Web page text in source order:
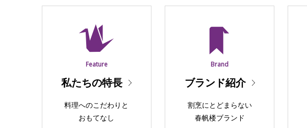
Feature
私たちの特長
料理へのこだわりと
おもてなし
Brand
ブランド紹介
割烹にとどまらない
春帆楼ブランド